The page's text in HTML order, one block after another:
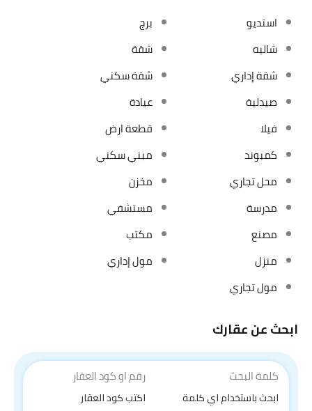
استديو
برج
شاليه
شقة
شقة إداري
شقة سكني
صيدلية
عيادة
فيلا
قطعة ارض
كمبوند
مبني سكني
محل تجاري
مخزن
مدرسة
مستشفي
مصنع
مكتب
منزل
مول إداري
مول تجاري
ابحث عن عقارك
كلمة البحث رقم او كود العقار